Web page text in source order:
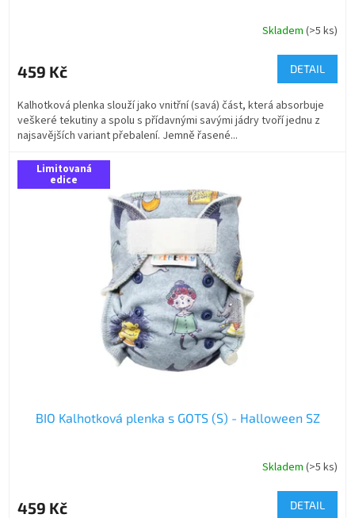
Skladem (>5 ks)
459 Kč DETAIL
Kalhotková plenka slouží jako vnitřní (savá) část, která absorbuje
veškeré tekutiny a spolu s přídavnými savými jádry tvoří jednu z
najsavějších variant přebalení. Jemně řasené...
Limitovaná
edice
BIO Kalhotková plenka s GOTS (S) - Halloween SZ
Skladem (>5 ks)
459 Kč DETAIL